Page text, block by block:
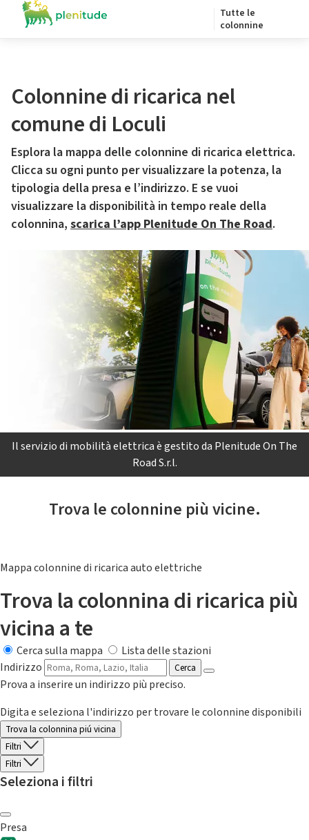
Tutte le
colonnine
Colonnine di ricarica nel
comune di Loculi
Esplora la mappa delle colonnine di ricarica elettrica.
Clicca su ogni punto per visualizzare la potenza, la
tipologia della presa e l’indirizzo. E se vuoi
visualizzare la disponibilità in tempo reale della
colonnina, scarica l’app Plenitude On The Road.
Il servizio di mobilità elettrica è gestito da Plenitude On The
Road S.r.l.
Trova le colonnine più vicine.
Mappa colonnine di ricarica auto elettriche
Trova la colonnina di ricarica più
vicina a te
Cerca sulla mappa
Lista delle stazioni
Indirizzo
Cerca
Prova a inserire un indirizzo più preciso.
Digita e seleziona l'indirizzo per trovare le colonnine disponibili
Trova la colonnina piú vicina
Filtri
Filtri
Seleziona i filtri
Presa